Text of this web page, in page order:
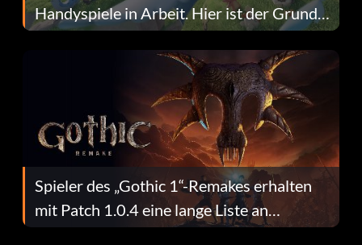
Handyspiele in Arbeit. Hier ist der Grund
dafür.
Spieler des „Gothic 1“-Remakes erhalten
mit Patch 1.0.4 eine lange Liste an
Fehlerbehebungen